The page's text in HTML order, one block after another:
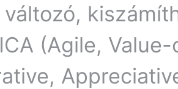
(Agile,